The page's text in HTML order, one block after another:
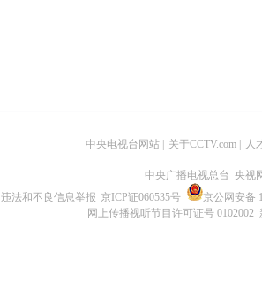
中央电视台网站 关于CCTV.com 人
中央广播电视总台 央视
违法和不良信息举报 京ICP证060535号
京公网安备
网上传播视听节目许可证号 0102002